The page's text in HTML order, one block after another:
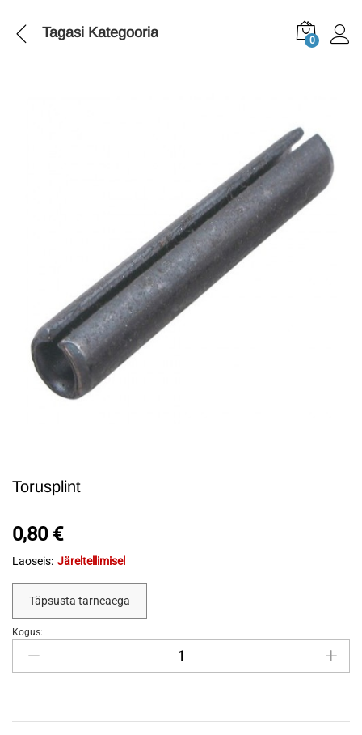
Tagasi Kategooria 0
Torusplint
0,80 €
Laoseis: Järeltellimisel
Täpsusta tarneaega
Torusplint
quantity
Kogus: